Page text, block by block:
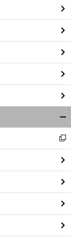
る
閉
る
新
し
い
ウ
ィ
ン
ド
ウ
で
開